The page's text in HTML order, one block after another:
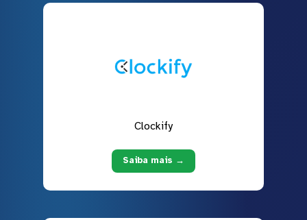
Clockify
Saiba mais →